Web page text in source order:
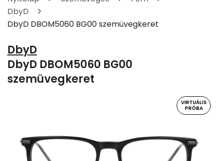
DbyD
DbyD DBOM5060 BG00 szemüvegkeret
DbyD
DbyD DBOM5060 BG00
szemüvegkeret
VIRTUÁLIS
PRÓBA